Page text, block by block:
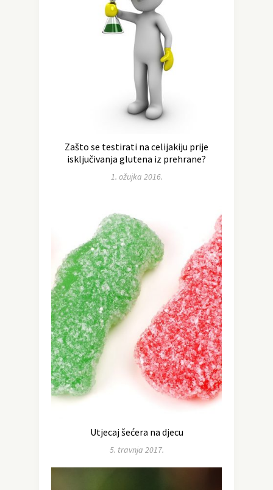
Zašto se testirati na celijakiju prije
isključivanja glutena iz prehrane?
1. ožujka 2016.
Utjecaj šećera na djecu
5. travnja 2017.